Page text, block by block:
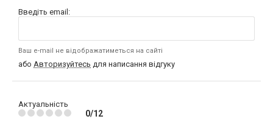
Введіть email:
Ваш e-mail не відображатиметься на сайті
або Авторизуйтесь для написання відгуку
Актуальність
0/12